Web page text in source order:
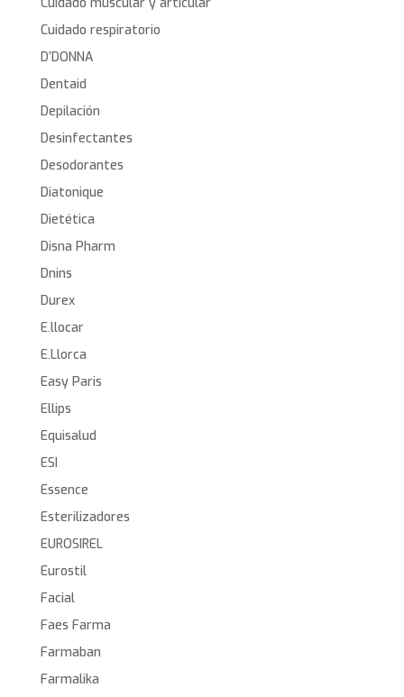
Cuidado respiratorio
D’DONNA
Dentaid
Depilación
Desinfectantes
Desodorantes
Diatonique
Dietética
Disna Pharm
Dnins
Durex
E.llocar
E.Llorca
Easy Paris
Ellips
Equisalud
ESI
Essence
Esterilizadores
EUROSIREL
Eurostil
Facial
Faes Farma
Farmaban
Farmalika